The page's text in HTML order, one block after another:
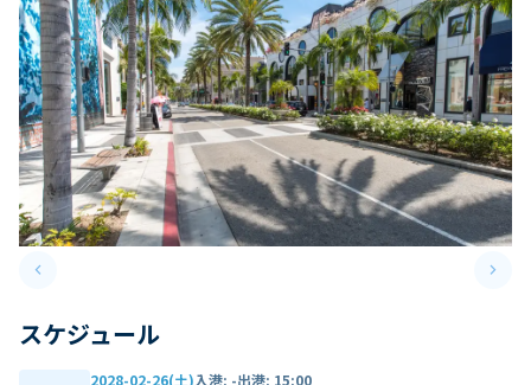
keyboard_arrow_leftPrevious slide keyboard_arrow_right
スケジュール
2028-02-26(土)入港: -出港: 15:00